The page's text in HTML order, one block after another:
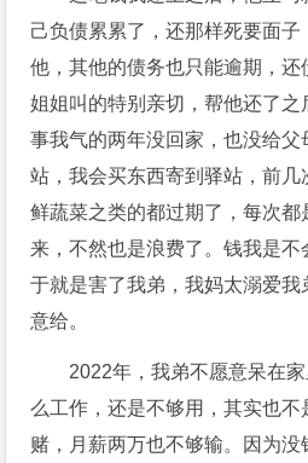
己负债累累了，还那样死要面
他，其他的债务也只能逾期，
姐姐叫的特别亲切，帮他还了
事我气的两年没回家，也没给父
站，我会买东西寄到驿站，前
鲜蔬菜之类的都过期了，每次都
来，不然也是浪费了。钱我是
于就是害了我弟，我妈太溺爱
意给。
2022年，我弟不愿意呆在
么工作，还是不够用，其实也
赌，月薪两万也不够输。因为